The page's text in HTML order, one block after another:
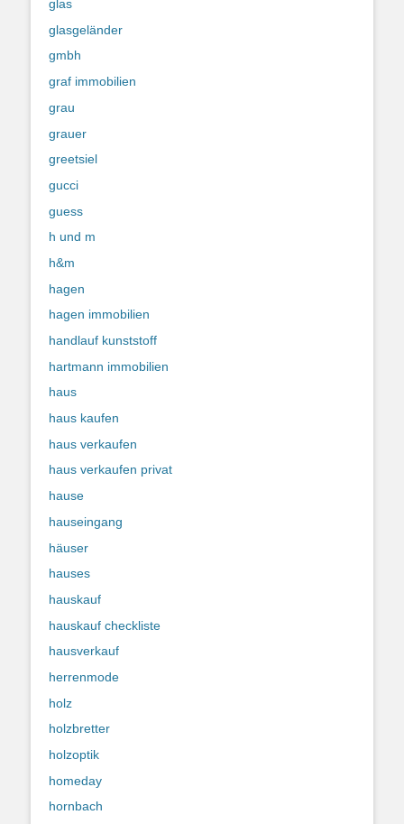
glas
glasgeländer
gmbh
graf immobilien
grau
grauer
greetsiel
gucci
guess
h und m
h&m
hagen
hagen immobilien
handlauf kunststoff
hartmann immobilien
haus
haus kaufen
haus verkaufen
haus verkaufen privat
hause
hauseingang
häuser
hauses
hauskauf
hauskauf checkliste
hausverkauf
herrenmode
holz
holzbretter
holzoptik
homeday
hornbach